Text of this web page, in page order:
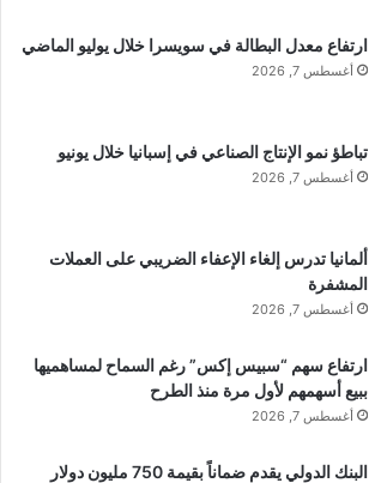
ارتفاع معدل البطالة في سويسرا خلال يوليو الماضي
أغسطس 7, 2026
تباطؤ نمو الإنتاج الصناعي في إسبانيا خلال يونيو
أغسطس 7, 2026
ألمانيا تدرس إلغاء الإعفاء الضريبي على العملات
المشفرة
أغسطس 7, 2026
ارتفاع سهم “سبيس إكس” رغم السماح لمساهميها
ببيع أسهمهم لأول مرة منذ الطرح
أغسطس 7, 2026
البنك الدولي يقدم ضماناً بقيمة 750 مليون دولار